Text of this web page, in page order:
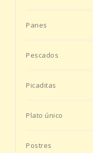
Panes
Pescados
Picaditas
Plato único
Postres